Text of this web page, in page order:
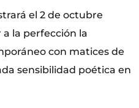
el 2 de octubre
la perfección la
con matices de
sensibilidad poética en